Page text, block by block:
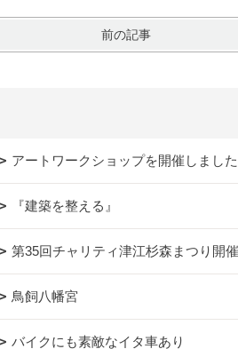
前の記事
アートワークショップを開催しました
『建築を整える』
第35回チャリティ津江杉森まつり開
鳥飼八幡宮
バイクにも素敵なイタ車あり